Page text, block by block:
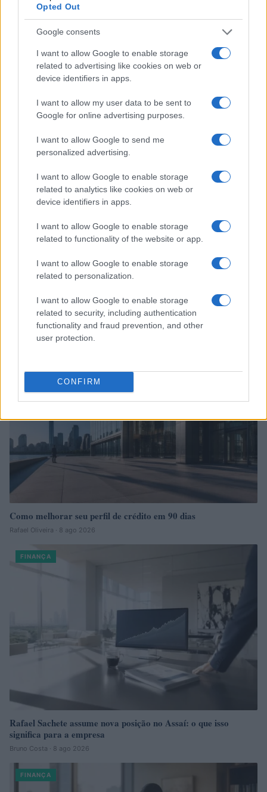
Opted Out
Google consents
I want to allow Google to enable storage
related to advertising like cookies on web or
device identifiers in apps.
I want to allow my user data to be sent to
Google for online advertising purposes.
I want to allow Google to send me
personalized advertising.
I want to allow Google to enable storage
related to analytics like cookies on web or
device identifiers in apps.
I want to allow Google to enable storage
related to functionality of the website or app.
I want to allow Google to enable storage
related to personalization.
I want to allow Google to enable storage
related to security, including authentication
functionality and fraud prevention, and other
user protection.
CONFIRM
Giorgia Stromeo
Continue lendo
Como melhorar seu perfil de crédito em 90 dias
Rafael Oliveira · 8 ago 2026
FINANÇA
Rafael Sachete assume nova posição no Assaí: o que isso
significa para a empresa
Bruno Costa · 8 ago 2026
FINANÇA